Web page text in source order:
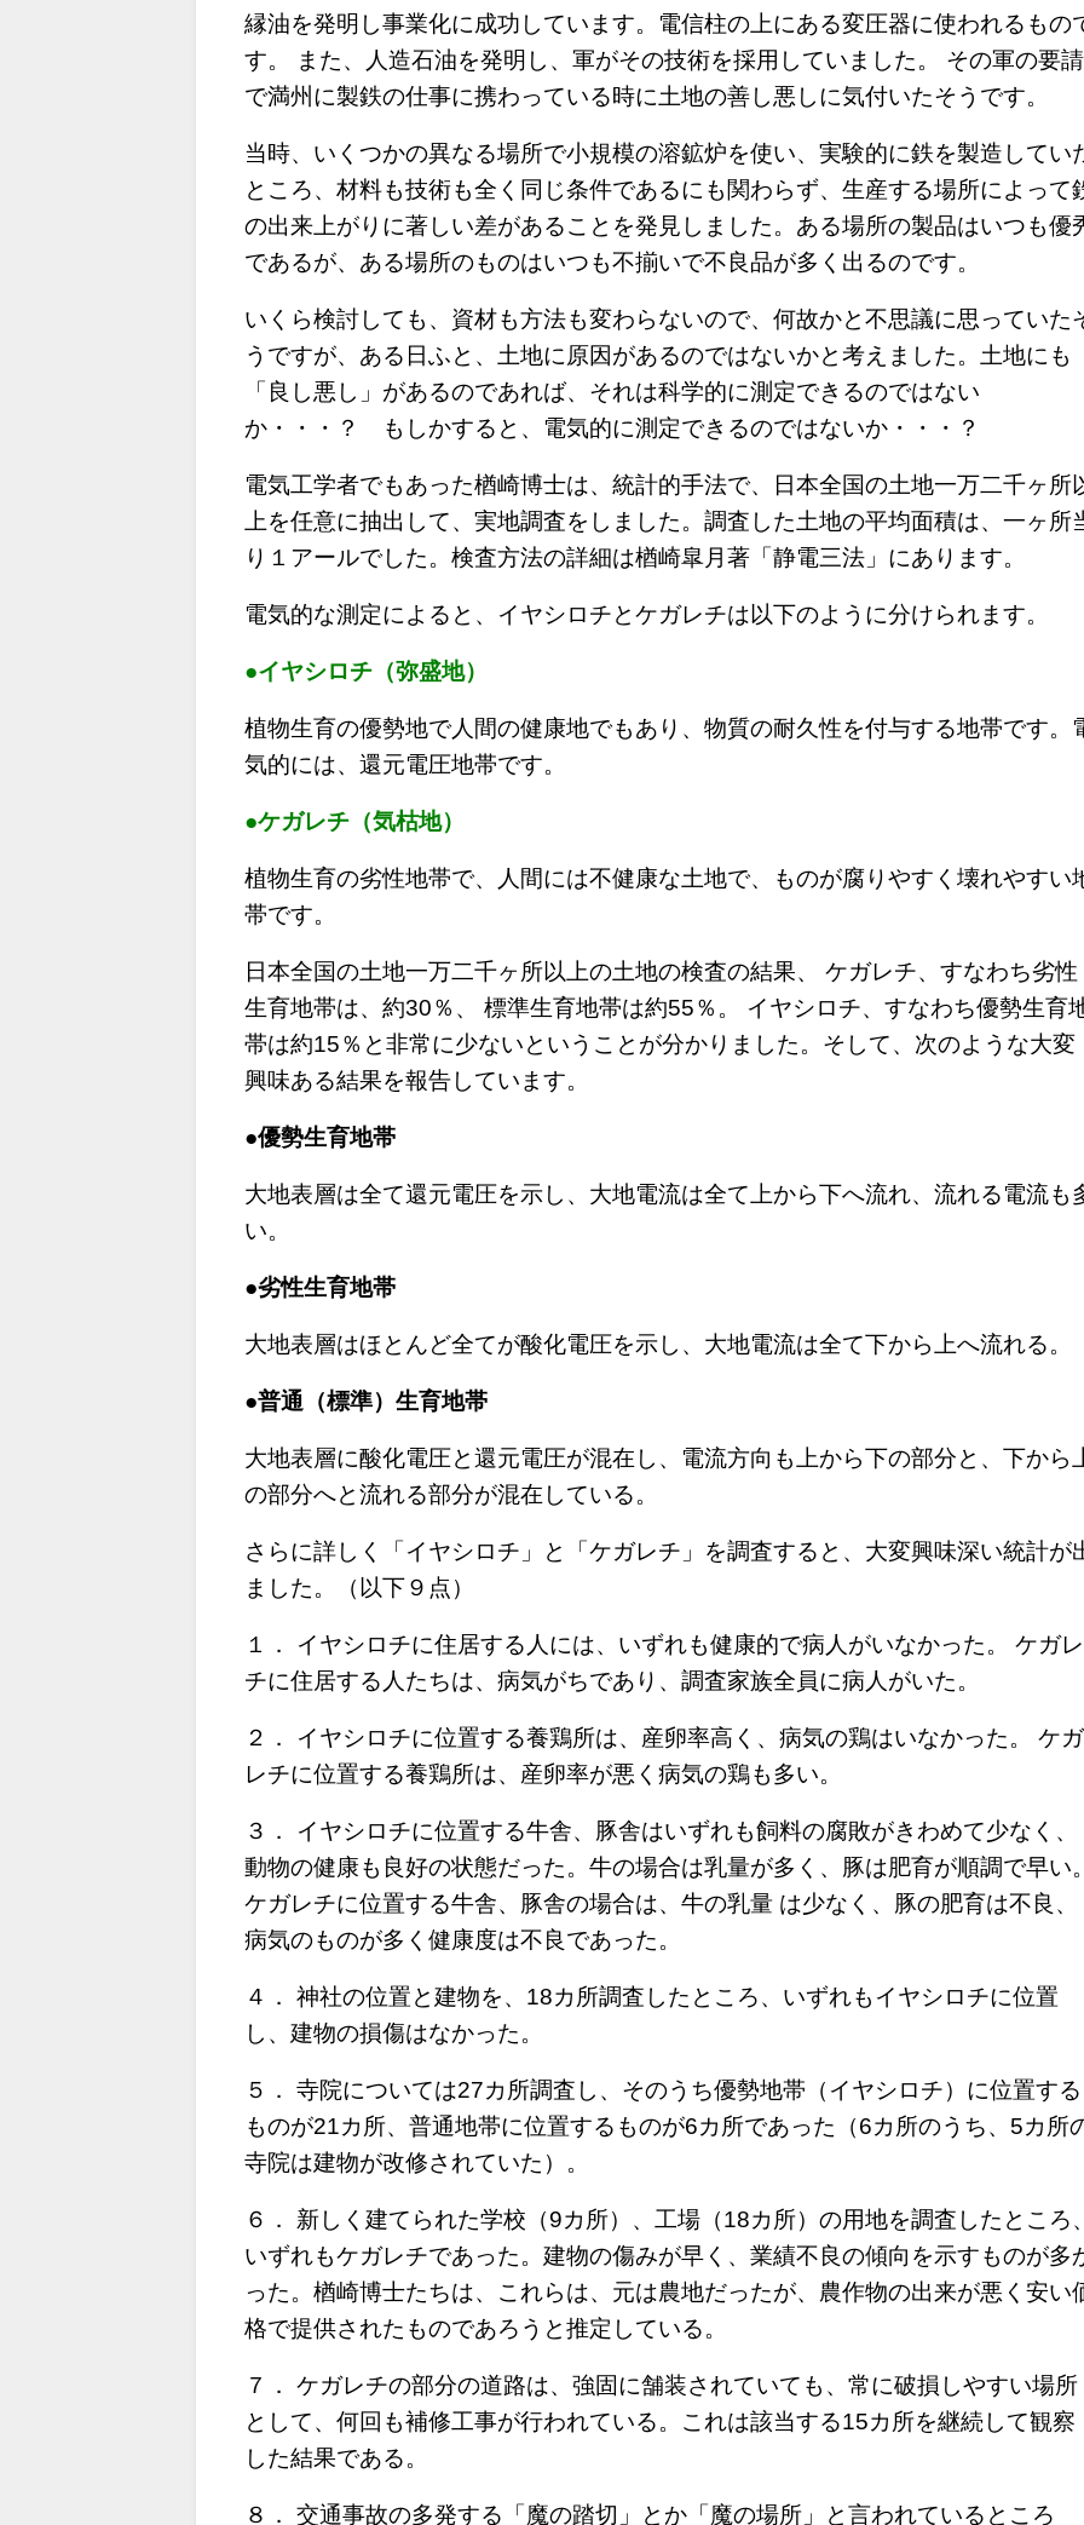
縁油を発明し事業化に成功しています。電信柱の上にある変圧器に使われるもの
す。 また、人造石油を発明し、軍がその技術を採用していました。 その軍の要請
で満州に製鉄の仕事に携わっている時に土地の善し悪しに気付いたそうです。
当時、いくつかの異なる場所で小規模の溶鉱炉を使い、実験的に鉄を製造してい
ところ、材料も技術も全く同じ条件であるにも関わらず、生産する場所によって
の出来上がりに著しい差があることを発見しました。ある場所の製品はいつも優
であるが、ある場所のものはいつも不揃いで不良品が多く出るのです。
いくら検討しても、資材も方法も変わらないので、何故かと不思議に思っていた
うですが、ある日ふと、土地に原因があるのではないかと考えました。土地にも
「良し悪し」があるのであれば、それは科学的に測定できるのではない
か・・・？ もしかすると、電気的に測定できるのではないか・・・？
電気工学者でもあった楢崎博士は、統計的手法で、日本全国の土地一万二千ヶ所
上を任意に抽出して、実地調査をしました。調査した土地の平均面積は、一ヶ所
り１アールでした。検査方法の詳細は楢崎皐月著「静電三法」にあります。
電気的な測定によると、イヤシロチとケガレチは以下のように分けられます。
●イヤシロチ（弥盛地）
植物生育の優勢地で人間の健康地でもあり、物質の耐久性を付与する地帯です。
気的には、還元電圧地帯です。
●ケガレチ（気枯地）
植物生育の劣性地帯で、人間には不健康な土地で、ものが腐りやすく壊れやすい
帯です。
日本全国の土地一万二千ヶ所以上の土地の検査の結果、 ケガレチ、すなわち劣性
生育地帯は、約30％、 標準生育地帯は約55％。 イヤシロチ、すなわち優勢生育
帯は約15％と非常に少ないということが分かりました。そして、次のような大変
興味ある結果を報告しています。
●優勢生育地帯
大地表層は全て還元電圧を示し、大地電流は全て上から下へ流れ、流れる電流も
い。
●劣性生育地帯
大地表層はほとんど全てが酸化電圧を示し、大地電流は全て下から上へ流れる。
●普通（標準）生育地帯
大地表層に酸化電圧と還元電圧が混在し、電流方向も上から下の部分と、下から
の部分へと流れる部分が混在している。
さらに詳しく「イヤシロチ」と「ケガレチ」を調査すると、大変興味深い統計が
ました。（以下９点）
１． イヤシロチに住居する人には、いずれも健康的で病人がいなかった。 ケガレ
チに住居する人たちは、病気がちであり、調査家族全員に病人がいた。
２． イヤシロチに位置する養鶏所は、産卵率高く、病気の鶏はいなかった。 ケガ
レチに位置する養鶏所は、産卵率が悪く病気の鶏も多い。
３． イヤシロチに位置する牛舎、豚舎はいずれも飼料の腐敗がきわめて少なく、
動物の健康も良好の状態だった。牛の場合は乳量が多く、豚は肥育が順調で早い
ケガレチに位置する牛舎、豚舎の場合は、牛の乳量 は少なく、豚の肥育は不良、
病気のものが多く健康度は不良であった。
４． 神社の位置と建物を、18カ所調査したところ、いずれもイヤシロチに位置
し、建物の損傷はなかった。
５． 寺院については27カ所調査し、そのうち優勢地帯（イヤシロチ）に位置する
ものが21カ所、普通地帯に位置するものが6カ所であった（6カ所のうち、5カ所
寺院は建物が改修されていた）。
６． 新しく建てられた学校（9カ所）、工場（18カ所）の用地を調査したところ
いずれもケガレチであった。建物の傷みが早く、業績不良の傾向を示すものが多
った。楢崎博士たちは、これらは、元は農地だったが、農作物の出来が悪く安い
格で提供されたものであろうと推定している。
７． ケガレチの部分の道路は、強固に舗装されていても、常に破損しやすい場所
として、何回も補修工事が行われている。これは該当する15カ所を継続して観察
した結果である。
８． 交通事故の多発する「魔の踏切」とか「魔の場所」と言われているところ